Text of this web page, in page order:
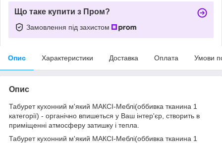
Що таке купити з Пром?
Замовлення під захистом
Опис Характеристики Доставка Оплата Умови
Опис
Табурет кухонний м'який МАКСІ-Меблі(оббивка тканина 1
категорії) - органічно впишеться у Ваш інтер'єр, створить в
приміщенні атмосферу затишку і тепла.
Табурет кухонний м'який МАКСІ-Меблі(оббивка тканина 1